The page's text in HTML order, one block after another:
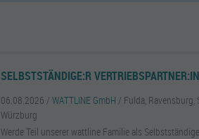
SELBSTSTÄNDIGE:R
06.08.2026 /WATTLINE GmbH / Fulda,
Würzburg
Werde Teil unserer wattline Familie als